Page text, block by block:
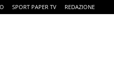
SPORT PAPER TV REDAZIONE